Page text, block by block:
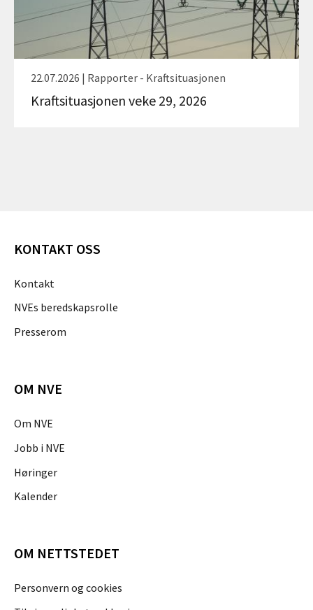
22.07.2026 | Rapporter - Kraftsituasjonen
Kraftsituasjonen veke 29, 2026
KONTAKT OSS
Kontakt
NVEs beredskapsrolle
Presserom
OM NVE
Om NVE
Jobb i NVE
Høringer
Kalender
OM NETTSTEDET
Personvern og cookies